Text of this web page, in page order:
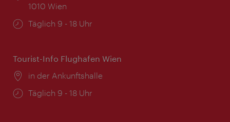
1010 Wien
Öffnungszeiten:
Täglich 9 - 18 Uhr
Tourist-Info Flughafen Wien
Ort:
in der Ankunftshalle
Öffnungszeiten:
Täglich 9 - 18 Uhr